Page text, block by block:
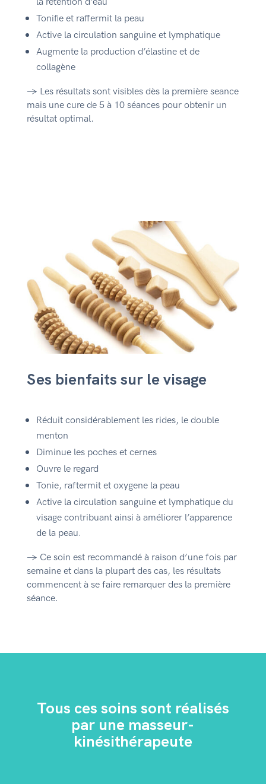
Tonifie et raffermit la peau
Active la circulation sanguine et lymphatique
Augmente la production d’élastine et de
collagène
→ Les résultats sont visibles dès la première seance
mais une cure de 5 à 10 séances pour obtenir un
résultat optimal.
Ses bienfaits sur le visage
Réduit considérablement les rides, le double
menton
Diminue les poches et cernes
Ouvre le regard
Tonie, raftermit et oxygene la peau
Active la circulation sanguine et lymphatique du
visage contribuant ainsi à améliorer l’apparence
de la peau.
→ Ce soin est recommandé à raison d’une fois par
semaine et dans la plupart des cas, les résultats
commencent à se faire remarquer des la première
séance.
Tous ces soins sont réalisés
par une masseur-
kinésithérapeute